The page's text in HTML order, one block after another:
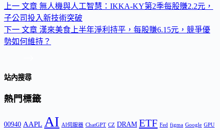
上一 文章 無人機與人工智慧：IKKA-KY第2季每股賺2.2元，
子公司投入新技術突破
下一 文章 漢來美食上半年淨利持平，每股賺6.15元，競爭優
勢如何維持？
站內搜尋
熱門標籤
00940 AAPL AI AI伺服器 ChatGPT CZ DRAM ETF Fed figma Google GPU